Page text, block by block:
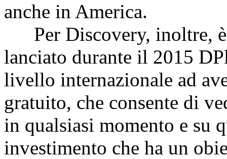
anche in America.
Per Discovery, inoltre, è
lanciato durante il 2015
livello internazionale ad
gratuito, che consente di
in qualsiasi momento e su
investimento che ha un